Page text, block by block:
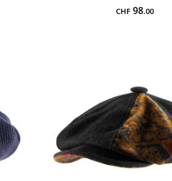
CHF 98.00